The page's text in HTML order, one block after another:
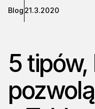
Blog 21.3.2020
5 tipów,